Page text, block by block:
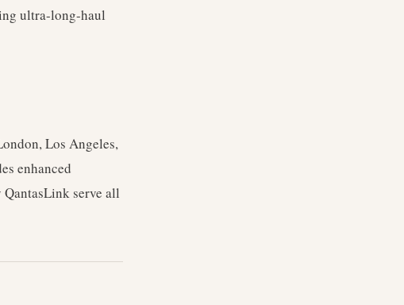
ultra-long-haul
Los Angeles,
enhanced
serve all